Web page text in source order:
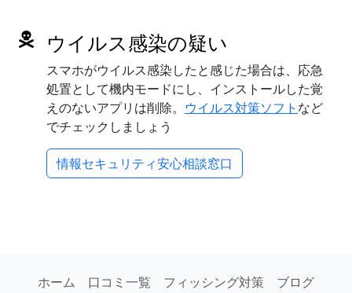
ウイルス感染の疑い
スマホがウイルス感染したと感じた場合は、応急
処置として機内モードにし、インストールした覚
えのないアプリは削除。 ウイルス対策ソフト など
でチェックしましょう
情報セキュリティ安心相談窓口
ホーム 口コミ一覧 フィッシング対策 ブログ